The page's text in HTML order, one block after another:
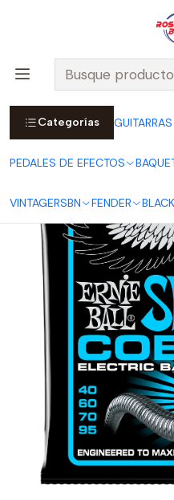
Categorías GUITARRAS
PEDALES DE EFECTOS
VINTAGERSBN FENDER
Por compras sobre
Padre Hurtado, incluimos el
Ver
Inicio ERNIE BALL CUERDAS
Cuerdas para Bajo